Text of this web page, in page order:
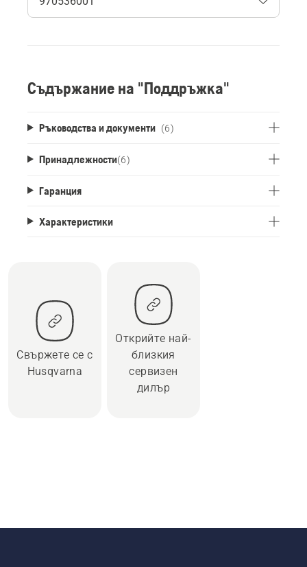
Съдържание на "Поддръжка"
Ръководства и документи (6)
Принадлежности(6)
Гаранция
Характеристики
Свържете се с
Husqvarna
Открийте най-
близкия
сервизен
дилър